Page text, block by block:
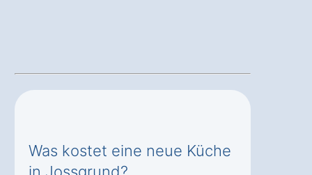
Was kostet eine neue Küche